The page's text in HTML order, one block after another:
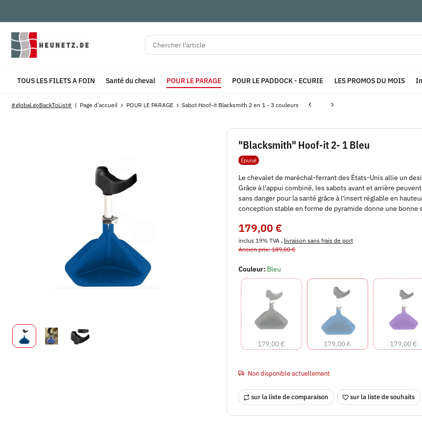
TOUS LES FILETS A FOIN Santé du cheval POUR LE PARAGE POUR LE PADDOCK - ECURIE LES PROMOS DU MOIS
#global.goBackToList# Page d’accueil POUR LE PARAGE Sabot Hoof-it Blacksmith 2 en 1 - 3 couleurs
"Blacksmith" Hoof-it 2- 1 Bleu
Épuisé
Le chevalet de maréchal-ferrant des États-Unis allie un
Grâce à l'appui combiné, les sabots avant et arrière
sans danger pour la santé grâce à l'insert réglable en
conception stable en forme de pyramide donne une
179,00 €
inclus 19% TVA , livraison sans frais de port
Ancien prix: 189,00 €
Couleur: Bleu
Noir
179,00 € Bleu
179,00 € violet
179,00 €
Non disponible actuellement
sur la liste de comparaison sur la liste de souhaits